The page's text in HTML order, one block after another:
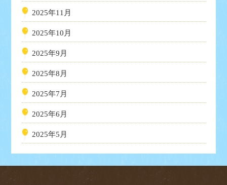
2025年11月
2025年10月
2025年9月
2025年8月
2025年7月
2025年6月
2025年5月